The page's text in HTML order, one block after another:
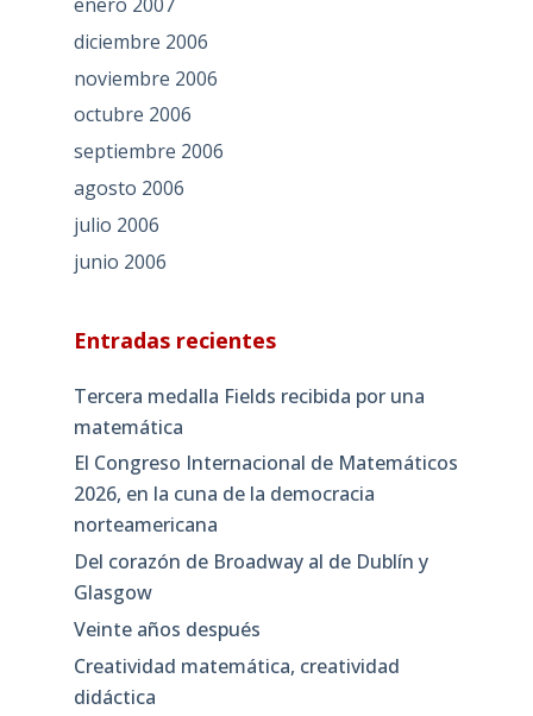
diciembre 2006
noviembre 2006
octubre 2006
septiembre 2006
agosto 2006
julio 2006
junio 2006
Entradas recientes
Tercera medalla Fields recibida por una
matemática
El Congreso Internacional de Matemáticos
2026, en la cuna de la democracia
norteamericana
Del corazón de Broadway al de Dublín y
Glasgow
Veinte años después
Creatividad matemática, creatividad
didáctica